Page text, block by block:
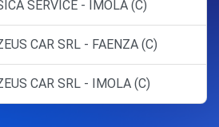
SERVICE - IMOLA (C)
CAR SRL - FAENZA (C)
CAR SRL - IMOLA (C)